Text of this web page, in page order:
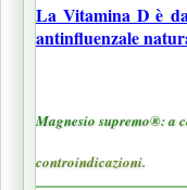
La Vitamina D è
antinfluenzale
Magnesio supremo®: a
controindicazioni.